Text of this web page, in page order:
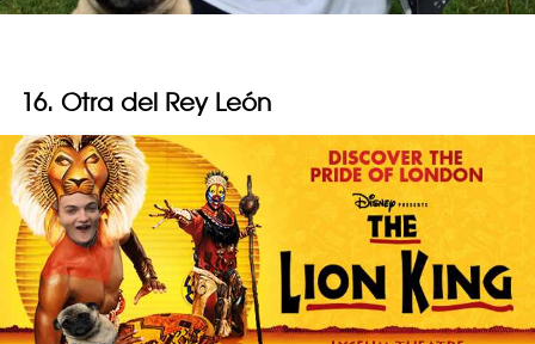
16. Otra del Rey León